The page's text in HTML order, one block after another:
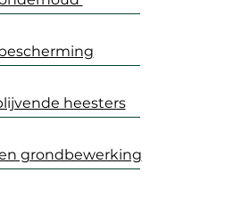
heesters
grondbewerking